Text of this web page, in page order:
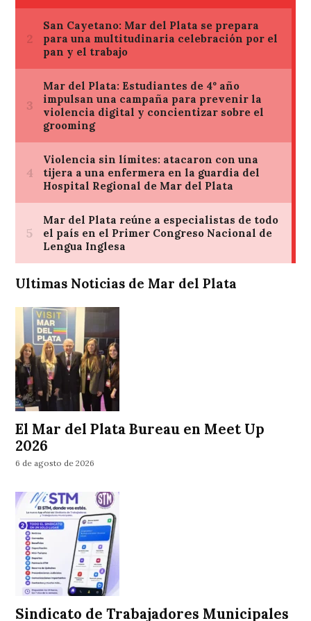
Ultimas Noticias de Mar del Plata
El Mar del Plata Bureau en Meet Up
2026
6 de agosto de 2026
Sindicato de Trabajadores Municipales